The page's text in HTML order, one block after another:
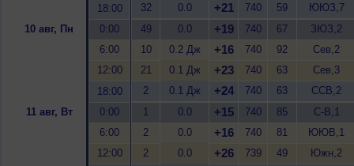
18:00
32 0.0 +21 740 59
ЮЮЗ,7
10 авг, Пн
0:00 49 0.0 +19 740 67
ЗЮЗ,2
6:00
10 0.2 Дж +16 740 92
Сев,2
12:00
21 0.1 Дж +23 740 63
Сев,3
18:00
2 0.1 Дж +24 740 63
ССВ,2
11 авг, Вт
0:00 1 0.0 +15 740 85
С-В,1
6:00
2 0.0 +16 740 81
ЮЮВ,1
12:00
2 0.0 +26 739 49
Южн,2